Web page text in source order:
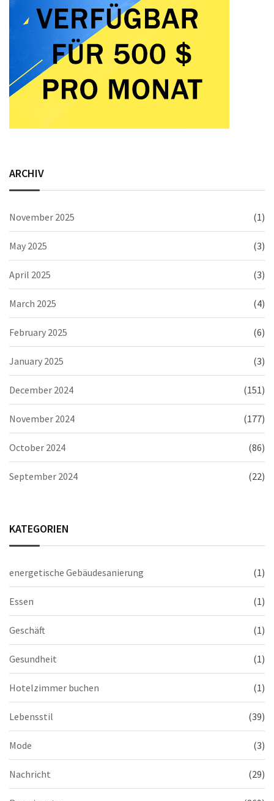
ARCHIV
November 2025 (1)
May 2025 (3)
April 2025 (3)
March 2025 (4)
February 2025 (6)
January 2025 (3)
December 2024 (151)
November 2024 (177)
October 2024 (86)
September 2024 (22)
KATEGORIEN
energetische Gebäudesanierung (1)
Essen (1)
Geschäft (1)
Gesundheit (1)
Hotelzimmer buchen (1)
Lebensstil (39)
Mode (3)
Nachricht (29)